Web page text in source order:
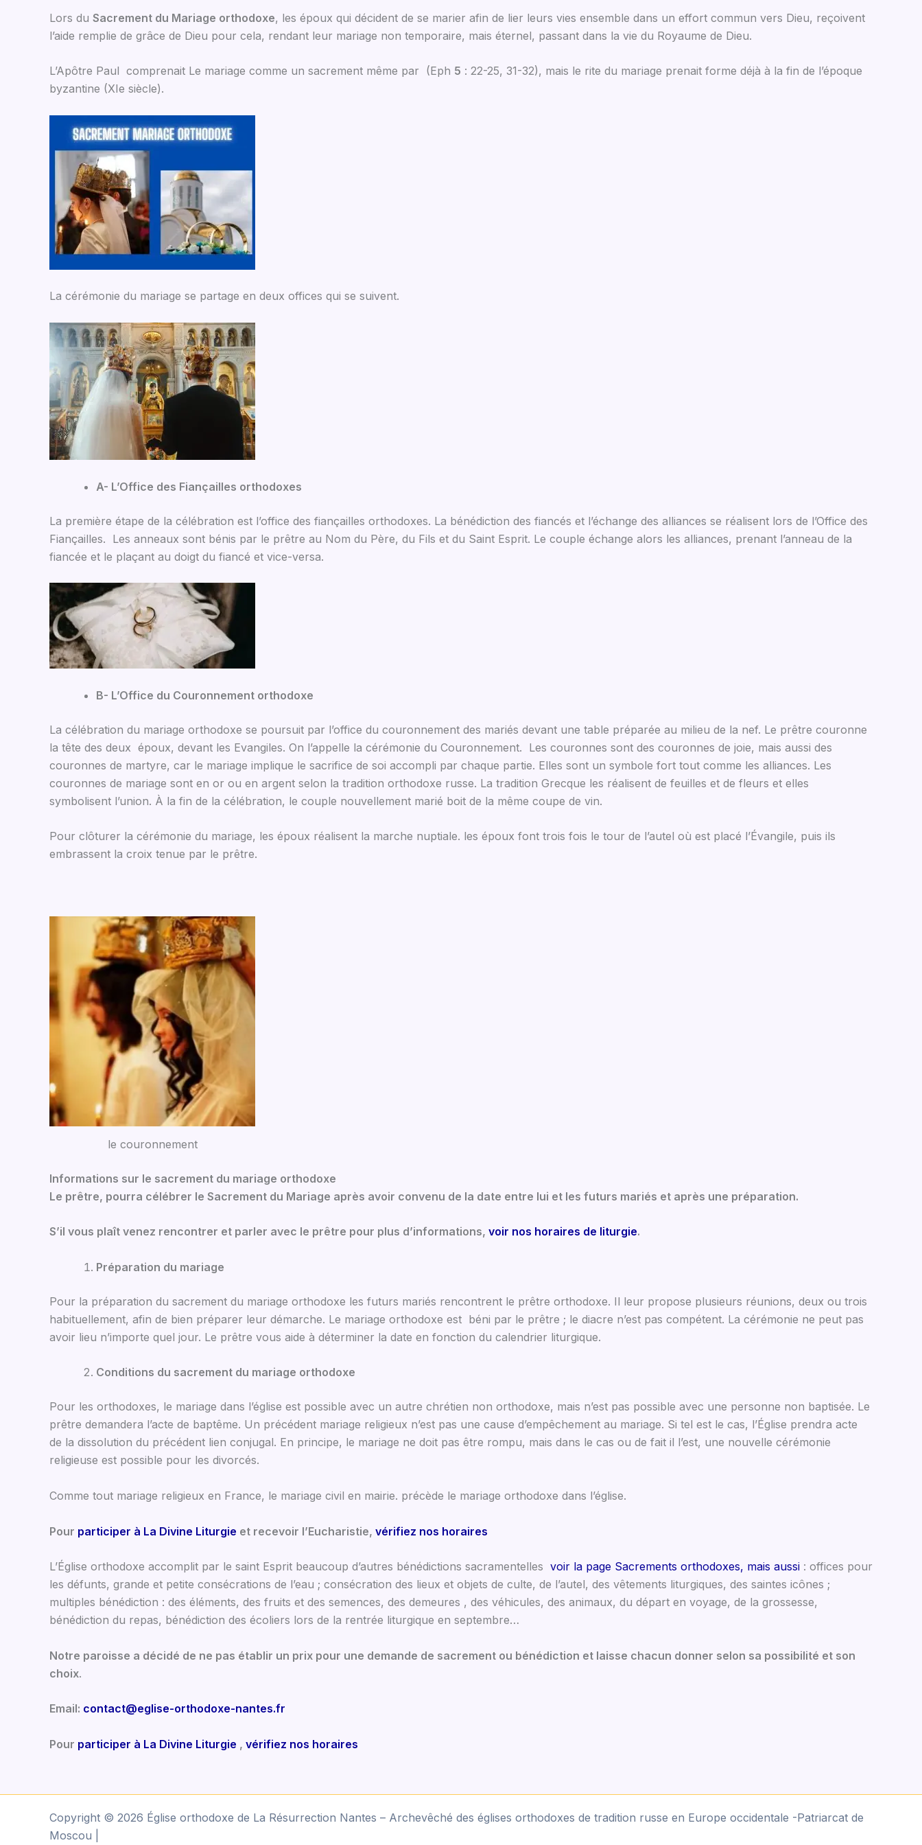
Lors du Sacrement du Mariage orthodoxe, les époux qui décident de se marier afin de lier leurs vies ensemble dans un effort commun vers Dieu, reçoivent
l’aide remplie de grâce de Dieu pour cela, rendant leur mariage non temporaire, mais éternel, passant dans la vie du Royaume de Dieu.
L’Apôtre Paul comprenait Le mariage comme un sacrement même par (Eph 5 : 22-25, 31-32), mais le rite du mariage prenait forme déjà à la fin de l’époque
byzantine (XIe siècle).
La cérémonie du mariage se partage en deux offices qui se suivent.
A- L’Office des Fiançailles orthodoxes
La première étape de la célébration est l’office des fiançailles orthodoxes. La bénédiction des fiancés et l’échange des alliances se réalisent lors de l’Office des
Fiançailles. Les anneaux sont bénis par le prêtre au Nom du Père, du Fils et du Saint Esprit. Le couple échange alors les alliances, prenant l’anneau de la
fiancée et le plaçant au doigt du fiancé et vice-versa.
B- L’Office du Couronnement orthodoxe
La célébration du mariage orthodoxe se poursuit par l’office du couronnement des mariés devant une table préparée au milieu de la nef. Le prêtre couronne
la tête des deux époux, devant les Evangiles. On l’appelle la cérémonie du Couronnement. Les couronnes sont des couronnes de joie, mais aussi des
couronnes de martyre, car le mariage implique le sacrifice de soi accompli par chaque partie. Elles sont un symbole fort tout comme les alliances. Les
couronnes de mariage sont en or ou en argent selon la tradition orthodoxe russe. La tradition Grecque les réalisent de feuilles et de fleurs et elles
symbolisent l’union. À la fin de la célébration, le couple nouvellement marié boit de la même coupe de vin.
Pour clôturer la cérémonie du mariage, les époux réalisent la marche nuptiale. les époux font trois fois le tour de l’autel où est placé l’Évangile, puis ils
embrassent la croix tenue par le prêtre.
le couronnement
Informations sur le sacrement du mariage orthodoxe
Le prêtre, pourra célébrer le Sacrement du Mariage après avoir convenu de la date entre lui et les futurs mariés et après une préparation.
S’il vous plaît venez rencontrer et parler avec le prêtre pour plus d’informations, voir nos horaires de liturgie.
Préparation du mariage
Pour la préparation du sacrement du mariage orthodoxe les futurs mariés rencontrent le prêtre orthodoxe. Il leur propose plusieurs réunions, deux ou trois
habituellement, afin de bien préparer leur démarche. Le mariage orthodoxe est béni par le prêtre ; le diacre n’est pas compétent. La cérémonie ne peut pas
avoir lieu n’importe quel jour. Le prêtre vous aide à déterminer la date en fonction du calendrier liturgique.
Conditions du sacrement du mariage orthodoxe
Pour les orthodoxes, le mariage dans l’église est possible avec un autre chrétien non orthodoxe, mais n’est pas possible avec une personne non baptisée. Le
prêtre demandera l’acte de baptême. Un précédent mariage religieux n’est pas une cause d’empêchement au mariage. Si tel est le cas, l’Église prendra acte
de la dissolution du précédent lien conjugal. En principe, le mariage ne doit pas être rompu, mais dans le cas ou de fait il l’est, une nouvelle cérémonie
religieuse est possible pour les divorcés.
Comme tout mariage religieux en France, le mariage civil en mairie. précède le mariage orthodoxe dans l’église.
Pour participer à La Divine Liturgie et recevoir l’Eucharistie, vérifiez nos horaires
L’Église orthodoxe accomplit par le saint Esprit beaucoup d’autres bénédictions sacramentelles voir la page Sacrements orthodoxes, mais aussi : offices pour
les défunts, grande et petite consécrations de l’eau ; consécration des lieux et objets de culte, de l’autel, des vêtements liturgiques, des saintes icônes ;
multiples bénédiction : des éléments, des fruits et des semences, des demeures , des véhicules, des animaux, du départ en voyage, de la grossesse,
bénédiction du repas, bénédiction des écoliers lors de la rentrée liturgique en septembre…
Notre paroisse a décidé de ne pas établir un prix pour une demande de sacrement ou bénédiction et laisse chacun donner selon sa possibilité et son
choix.
Email: contact@eglise-orthodoxe-nantes.fr
Pour participer à La Divine Liturgie , vérifiez nos horaires
Copyright © 2026 Église orthodoxe de La Résurrection Nantes – Archevêché des églises orthodoxes de tradition russe en Europe occidentale -Patriarcat de
Moscou |